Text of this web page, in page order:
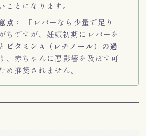
ことになります。
点：
「レバーなら少量で足り
ちですが、妊娠初期にレバーを
ビタミンA（レチノール）の過
、赤ちゃんに悪影響を及ぼす可
め推奨されません。